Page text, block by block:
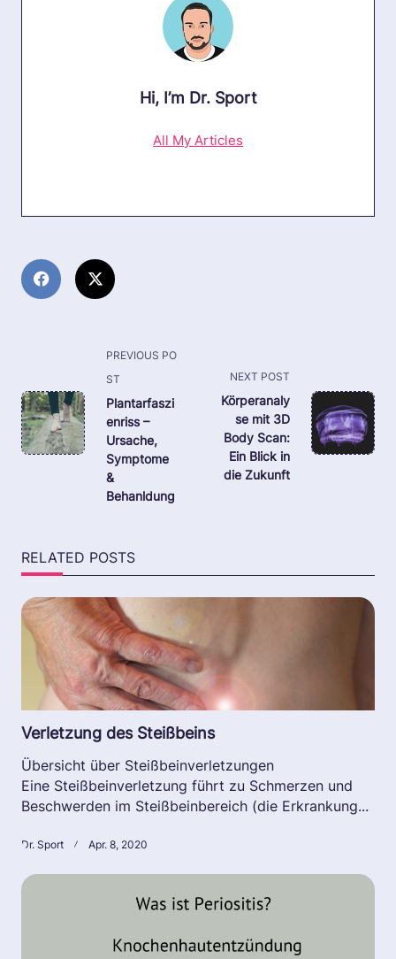
Hi, I’m Dr. Sport
All My Articles
class="nav-
subtitle
screen-
reader-
text">Page</span>
PREVIOUS PO
ST
Plantarfaszi
enriss –
Ursache,
Symptome
&
Behanldung
NEXT POST
Körperanaly
se mit 3D
Body Scan:
Ein Blick in
die Zukunft
RELATED POSTS
Verletzung des Steißbeins
Übersicht über Steißbeinverletzungen
Eine Steißbeinverletzung führt zu Schmerzen und
Beschwerden im Steißbeinbereich (die Erkrankung...
Dr. Sport Apr. 8, 2020